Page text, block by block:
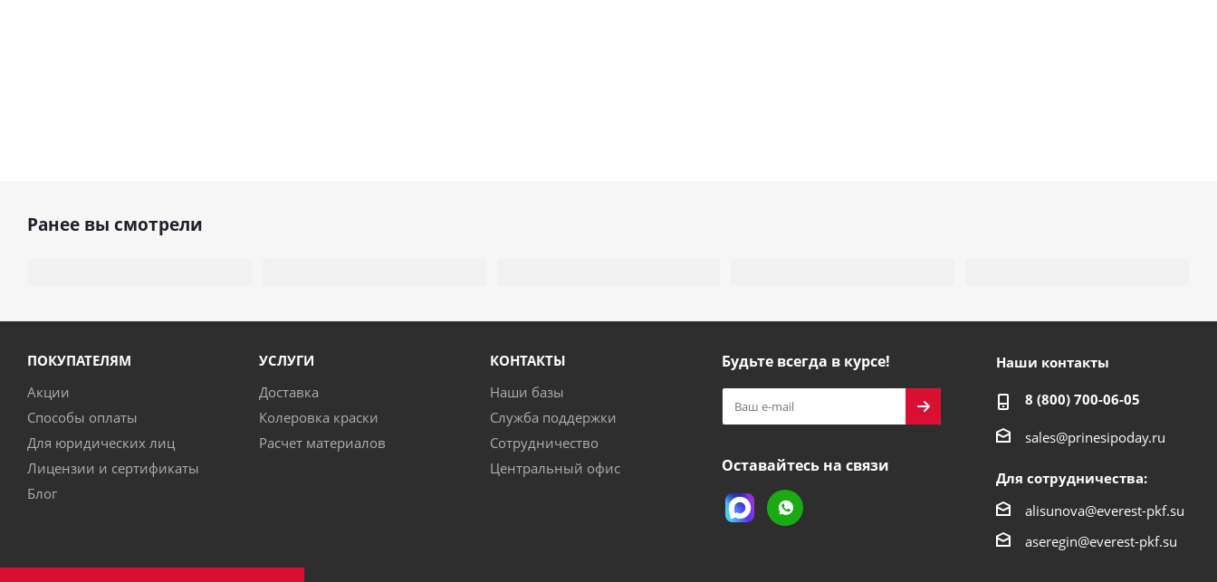
Ранее вы смотрели
ПОКУПАТЕЛЯМ
Акции
Способы оплаты
Для юридических лиц
Лицензии и сертификаты
Блог
УСЛУГИ
Доставка
Колеровка краски
Расчет материалов
КОНТАКТЫ
Наши базы
Служба поддержки
Сотрудничество
Центральный офис
Будьте всегда в курсе!
Оставайтесь на связи
Наши контакты
8 (800) 700-06-05
sales@prinesipoday.ru
Для сотрудничества:
alisunova@everest-pkf.su
aseregin@everest-pkf.su